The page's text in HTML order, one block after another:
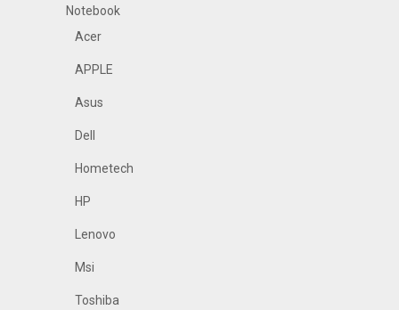
Notebook
Acer
APPLE
Asus
Dell
Hometech
HP
Lenovo
Msi
Toshiba